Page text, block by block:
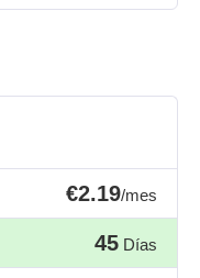
€2.19/mes
45 Días